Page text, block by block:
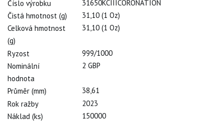
Číslo výrobku
31650KCIIICORONATION
Čistá hmotnost (g)
31,10 (1 Oz)
Celková hmotnost
(g)
31,10 (1 Oz)
Ryzost
999/1000
Nominální
hodnota
2 GBP
Průměr (mm)
38,61
Rok ražby
2023
Náklad (ks)
150000